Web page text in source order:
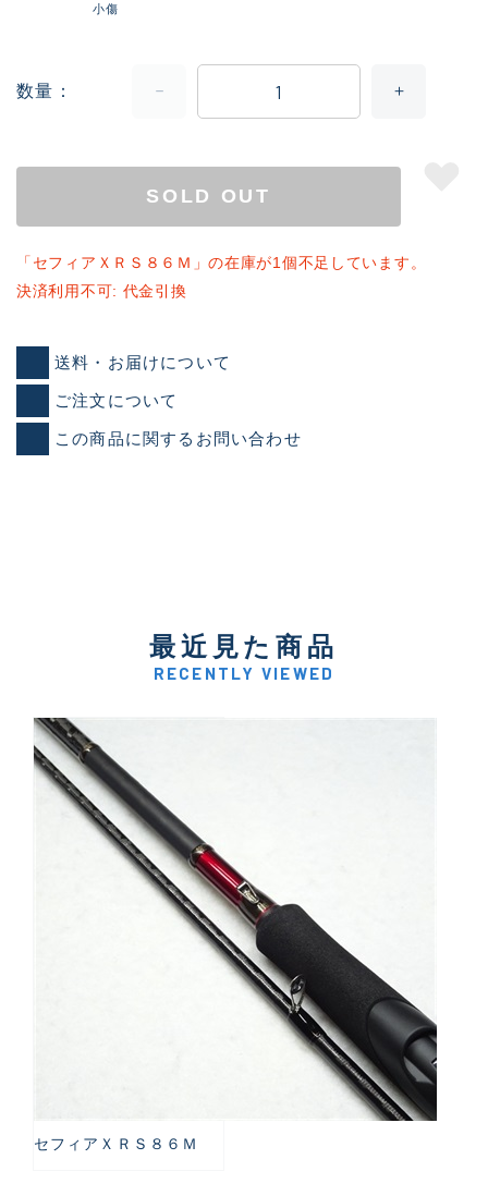
小傷
数量
SOLD OUT
「セフィアＸＲＳ８６Ｍ」の在庫が1個不足しています。
決済利用不可: 代金引換
送料・お届けについて
ご注文について
この商品に関するお問い合わせ
最近見た商品
RECENTLY VIEWED
セフィアＸＲＳ８６Ｍ